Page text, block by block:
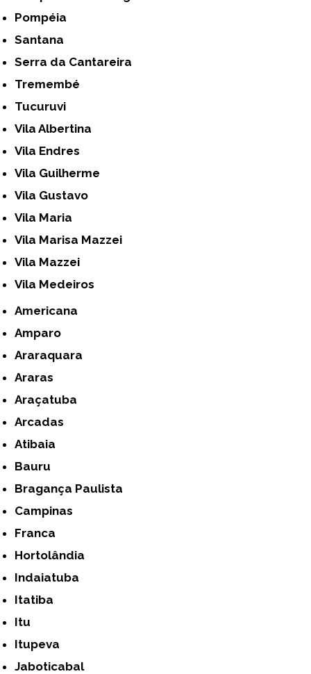
Pompéia
Santana
Serra da Cantareira
Tremembé
Tucuruvi
Vila Albertina
Vila Endres
Vila Guilherme
Vila Gustavo
Vila Maria
Vila Marisa Mazzei
Vila Mazzei
Vila Medeiros
Americana
Amparo
Araraquara
Araras
Araçatuba
Arcadas
Atibaia
Bauru
Bragança Paulista
Campinas
Franca
Hortolândia
Indaiatuba
Itatiba
Itu
Itupeva
Jaboticabal